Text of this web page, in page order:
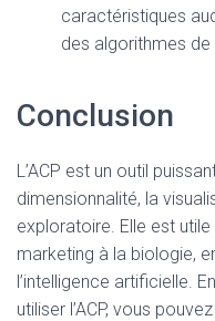
caractéristiques
des algorithmes
Conclusion
L’ACP est un outil
dimensionnalité, la
exploratoire. Elle est
marketing à la biologie,
l’intelligence artificielle.
utiliser l’ACP, vous